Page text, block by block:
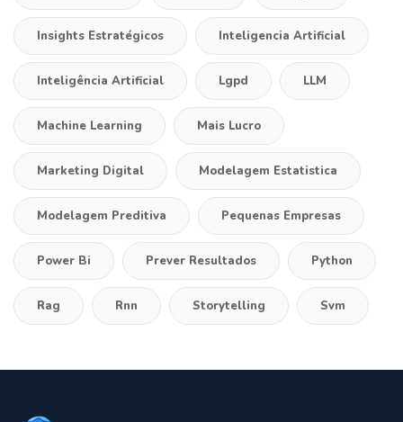
Insights Estratégicos Inteligencia Artificial
Inteligência Artificial Lgpd LLM
Machine Learning Mais Lucro
Marketing Digital Modelagem Estatistica
Modelagem Preditiva Pequenas Empresas
Power Bi Prever Resultados Python
Rag Rnn Storytelling Svm